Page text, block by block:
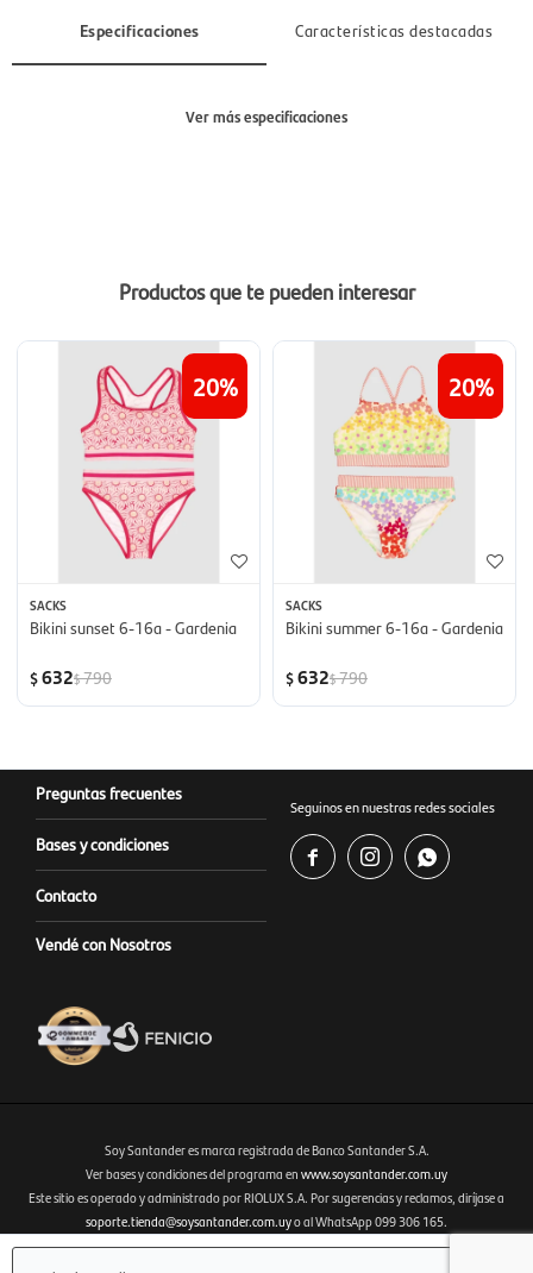
Especificaciones Características destacadas
Ver más especificaciones
Productos que te pueden interesar
20
SACKS
Bikini sunset 6-16a - Gardenia
$632$790
20
SACKS
Bikini summer 6-16a - Gardenia
$632$790
Preguntas frecuentes
Bases y condiciones
Contacto
Vendé con Nosotros
Seguinos en nuestras redes sociales
  
Fenicio eCommerce Uruguay
Soy Santander es marca registrada de Banco Santander S.A.
Ver bases y condiciones del programa en www.soysantander.com.uy
Este sitio es operado y administrado por RIOLUX S.A. Por sugerencias y reclamos, diríjase a
soporte.tienda@soysantander.com.uyo al WhatsApp 099 306 165.
Infórmese sobre la Garantía de Depósitos, en su institución de intermediación financiera, en el
sitio web
www.copab.org.uy